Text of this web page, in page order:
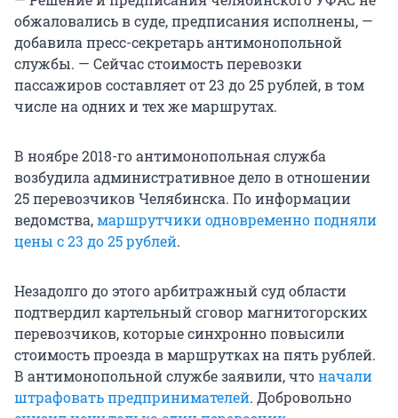
обжаловались в суде, предписания исполнены, —
добавила пресс-секретарь антимонопольной
службы. — Сейчас стоимость перевозки
пассажиров составляет от 23 до 25 рублей, в том
числе на одних и тех же маршрутах.
В ноябре 2018-го антимонопольная служба
возбудила административное дело в отношении
25 перевозчиков Челябинска. По информации
ведомства,маршрутчики одновременно подняли
цены с 23 до 25 рублей.
Незадолго до этого арбитражный суд области
подтвердил картельный сговор магнитогорских
перевозчиков, которые синхронно повысили
стоимость проезда в маршрутках на пять рублей.
В антимонопольной службе заявили, чтоначали
штрафовать предпринимателей. Добровольно